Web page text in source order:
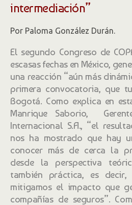
intermediación”
Por Paloma González Durán.
El segundo Congreso de
escasas fechas en México,
una reacción “aún más
primera convocatoria, que
Bogotá. Como explica en
Manrique Saborio,
Internacional S.A., “el
nos ha mostrado que hay
conocer más de cerca la
desde la perspectiva
también práctica, es decir,
mitigamos el impacto que
compañías de seguros”.